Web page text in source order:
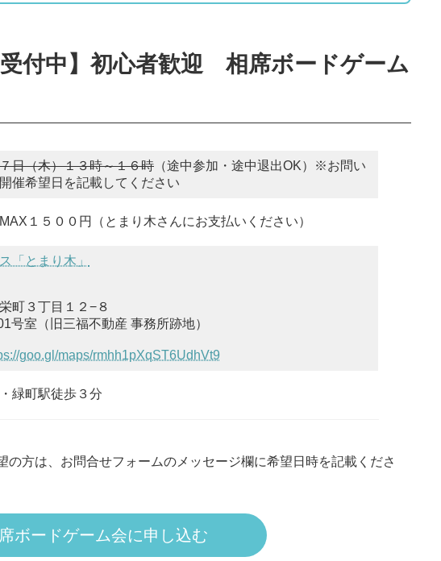
受付中】初心者歓迎 相席ボードゲーム
日（木）１３時～１６時 （途中参加・途中退出OK）※お問い
催希望日を記載してください
１５００円（とまり木さんにお支払いください）
「とまり木」
町３丁目１２−８
号室（旧三福不動産 事務所跡地）
goo.gl/maps/rmhh1pXqST6UdhVt9
緑町駅徒歩３分
方は、お問合せフォームのメッセージ欄に希望日時を記載くださ
ボードゲーム会に申し込む